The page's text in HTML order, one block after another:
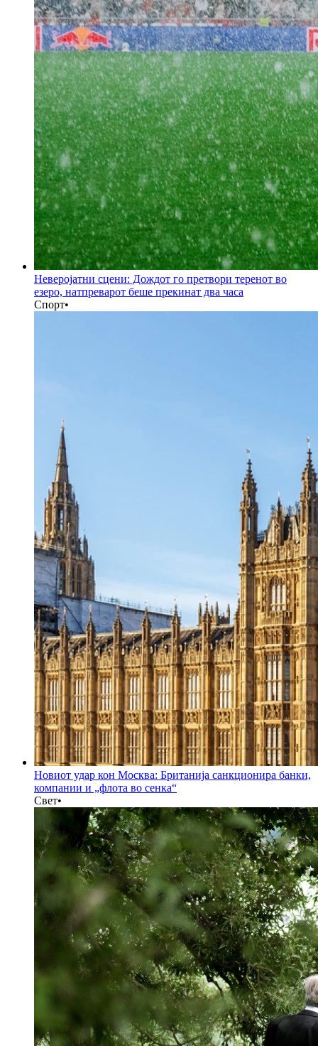
Неверојатни сцени: Дождот го претвори теренот во
езеро, натпреварот беше прекинат два часа
Спорт•
Новиот удар кон Москва: Британија санкционира банки,
компании и „флота во сенка“
Свет•